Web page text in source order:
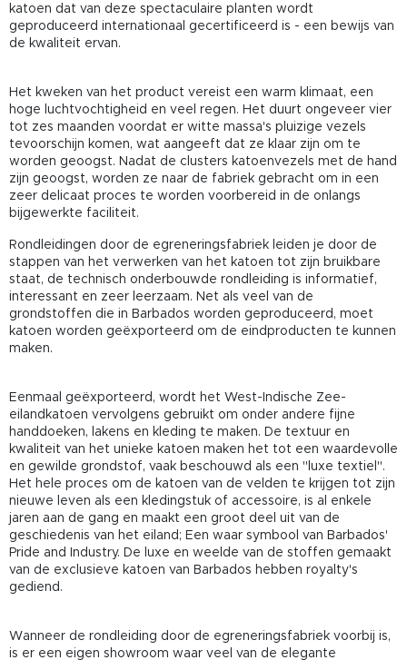
katoen dat van deze spectaculaire planten wordt
geproduceerd internationaal gecertificeerd is - een bewijs van
de kwaliteit ervan.
Het kweken van het product vereist een warm klimaat, een
hoge luchtvochtigheid en veel regen. Het duurt ongeveer vier
tot zes maanden voordat er witte massa's pluizige vezels
tevoorschijn komen, wat aangeeft dat ze klaar zijn om te
worden geoogst. Nadat de clusters katoenvezels met de hand
zijn geoogst, worden ze naar de fabriek gebracht om in een
zeer delicaat proces te worden voorbereid in de onlangs
bijgewerkte faciliteit.
Rondleidingen door de egreneringsfabriek leiden je door de
stappen van het verwerken van het katoen tot zijn bruikbare
staat, de technisch onderbouwde rondleiding is informatief,
interessant en zeer leerzaam. Net als veel van de
grondstoffen die in Barbados worden geproduceerd, moet
katoen worden geëxporteerd om de eindproducten te kunnen
maken.
Eenmaal geëxporteerd, wordt het West-Indische Zee-
eilandkatoen vervolgens gebruikt om onder andere fijne
handdoeken, lakens en kleding te maken. De textuur en
kwaliteit van het unieke katoen maken het tot een waardevolle
en gewilde grondstof, vaak beschouwd als een "luxe textiel".
Het hele proces om de katoen van de velden te krijgen tot zijn
nieuwe leven als een kledingstuk of accessoire, is al enkele
jaren aan de gang en maakt een groot deel uit van de
geschiedenis van het eiland; Een waar symbool van Barbados'
Pride and Industry. De luxe en weelde van de stoffen gemaakt
van de exclusieve katoen van Barbados hebben royalty's
gediend.
Wanneer de rondleiding door de egreneringsfabriek voorbij is,
is er een eigen showroom waar veel van de elegante